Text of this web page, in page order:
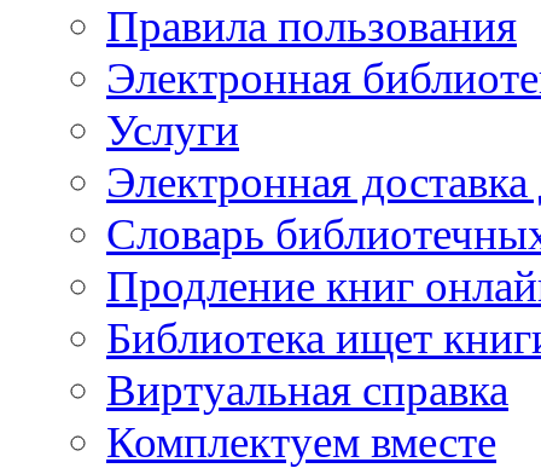
Правила пользования
Электронная
Услуги
Электронная
Словарь
Продление книг
Библиотека ищет
Виртуальная справка
Комплектуем вместе